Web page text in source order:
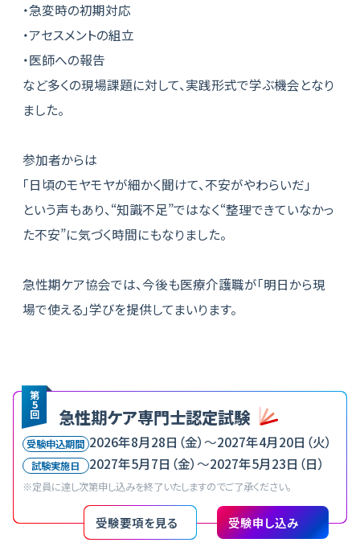
・急変時の初期対応
・アセスメントの組立
・医師への報告
など多くの現場課題に対して、実践形式で学ぶ機会となり
ました。
参加者からは
「日頃のモヤモヤが細かく聞けて、不安がやわらいだ」
という声もあり、“知識不足”ではなく“整理できていなかっ
た不安”に気づく時間にもなりました。
急性期ケア協会では、今後も医療介護職が「明日から現
場で使える」学びを提供してまいります。
第
5
回 急性期ケア専門士認定試験
受験申込期間 2026年8月28日（金）〜2027年4月20日（火）
試験実施日 2027年5月7日（金）〜2027年5月23日（日）
※定員に達し次第申し込みを終了いたしますのでご了承ください。
受験要項を見る 受験申し込み